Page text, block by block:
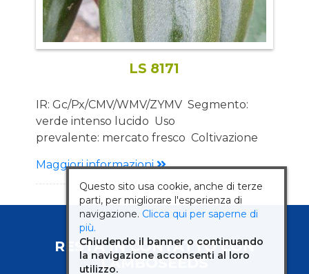
LS 8171
IR: Gc/Px/CMV/WMV/ZYMV Segmento:
verde intenso lucido Uso
prevalente: mercato fresco Coltivazione
campo Vantaggi: Buona precocità
Produzione elevata e costante Buon
bilanciamento tra fase vegetativa e
riproduttiva Raccolta agevole grazie a
portamento della pianta e lunghezza del
peduncolo Ottima tenuta alle più comuni
virosi Descrizione Pianta: Pianta aperta e
Maggiori informazioni
RESTA IN CONTATTO CON
LAMBOSEEDS
Questo sito usa cookie, anche di terze
parti, per migliorare l'esperienza di
navigazione. Clicca qui per saperne di
più.
Chiudendo il banner o continuando
la navigazione acconsenti al loro
utilizzo.